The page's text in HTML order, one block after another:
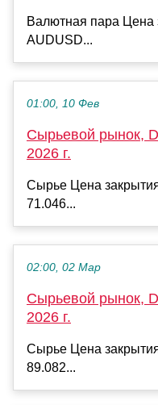
Валютная пара Цена
AUDUSD...
01:00, 10 Фев
Сырьевой рынок,
2026 г.
Сырье Цена
71.046...
02:00, 02 Мар
Сырьевой рынок,
2026 г.
Сырье Цена
89.082...